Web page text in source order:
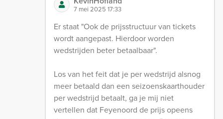
7 mei 2025 17:33
Er staat "Ook de prijsstructuur van tickets
wordt aangepast. Hierdoor worden
wedstrijden beter betaalbaar".
Los van het feit dat je per wedstrijd alsnog
meer betaald dan een seizoenskaarthouder
per wedstrijd betaalt, ga je mij niet
vertellen dat Feyenoord de prijs opeens